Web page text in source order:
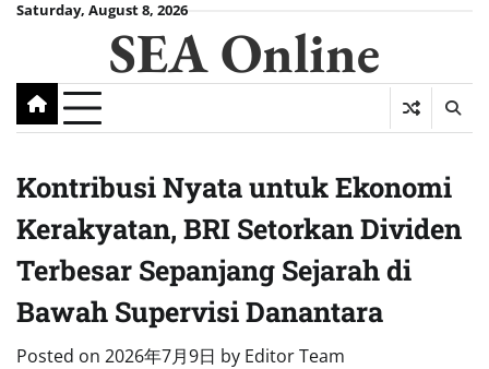
SkipSaturday, August 8, 2026
SEA Online
Kontribusi Nyata untuk Ekonomi
Kerakyatan, BRI Setorkan Dividen
Terbesar Sepanjang Sejarah di
Bawah Supervisi Danantara
Posted on 2026年7月9日 by Editor Team